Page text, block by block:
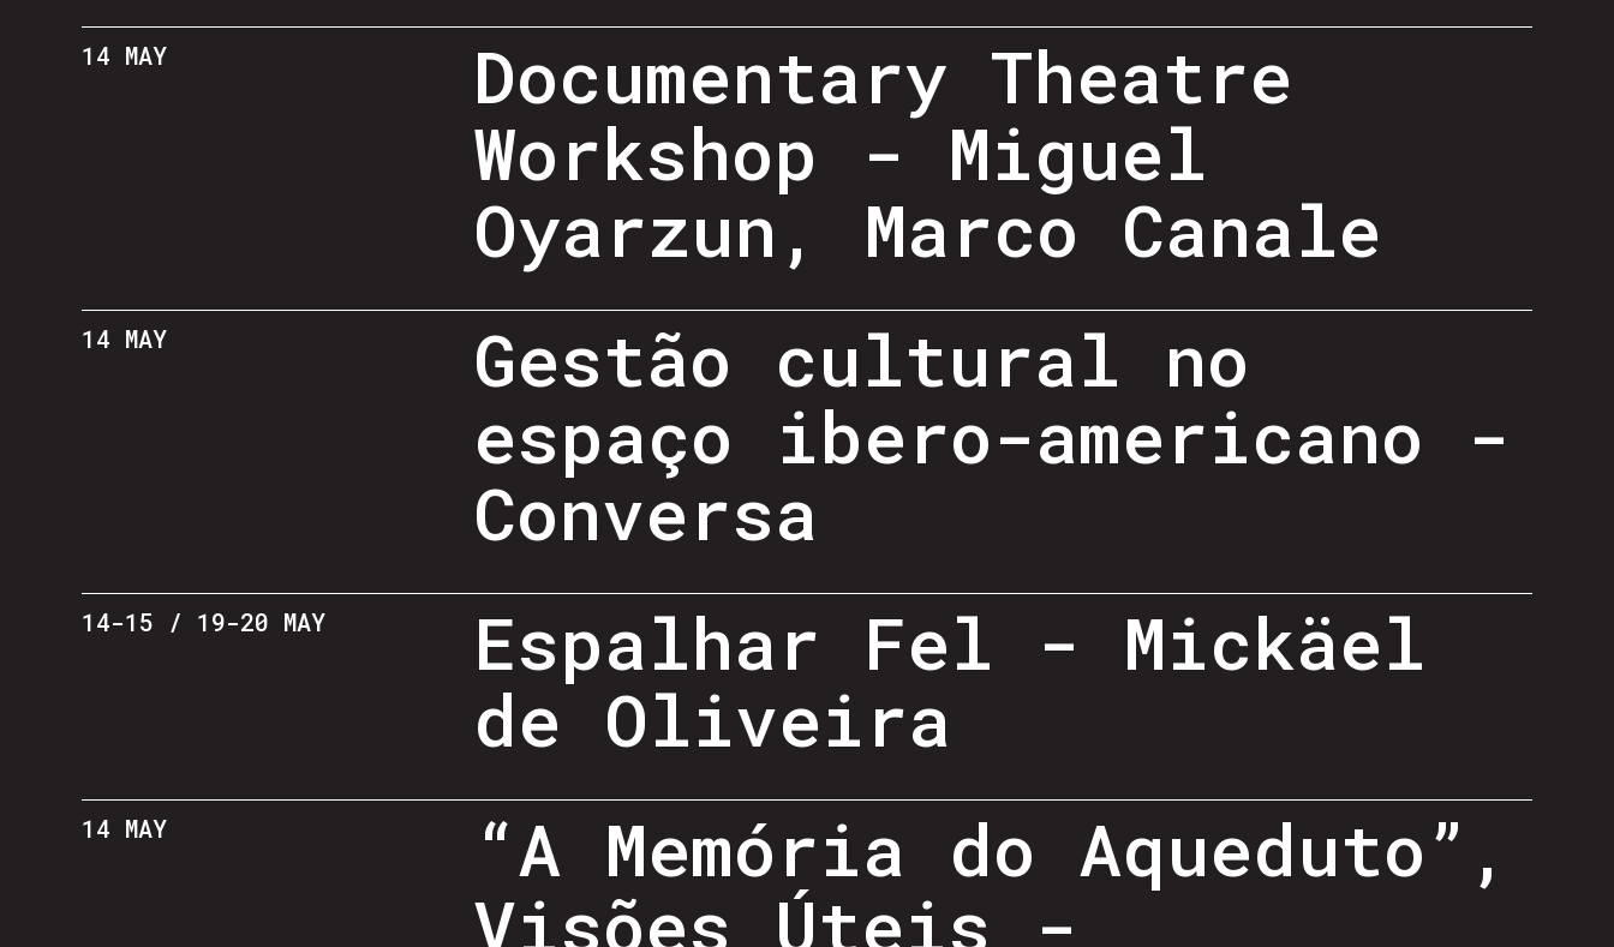
14 MAY
Documentary Theatre
Workshop - Miguel
Oyarzun, Marco Canale
14 MAY
Gestão cultural no
espaço ibero-americano -
Conversa
14-15 / 19-20 MAY
Espalhar Fel - Mickäel
de Oliveira
14 MAY
“A Memória do Aqueduto”,
Visões Úteis -